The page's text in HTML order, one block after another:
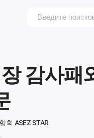
감사패
회 ASEZ STAR